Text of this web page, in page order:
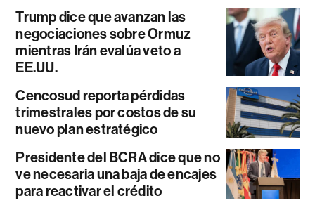
Trump dice que avanzan las
negociaciones sobre Ormuz
mientras Irán evalúa veto a
EE.UU.
Cencosud reporta pérdidas
trimestrales por costos de su
nuevo plan estratégico
Presidente del BCRA dice que no
ve necesaria una baja de encajes
para reactivar el crédito